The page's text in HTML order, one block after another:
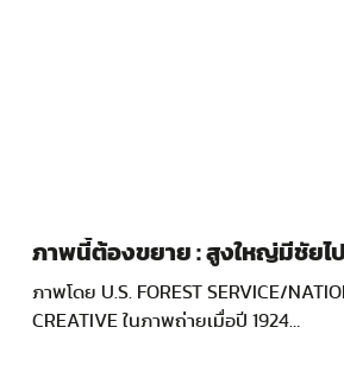
ภาพนี้ต้องขยาย : สูงใหญ่มีชัยไ
ภาพโดย U.S. FOREST SERVICE/
CREATIVE ในภาพถ่ายเมื่อปี 1924…